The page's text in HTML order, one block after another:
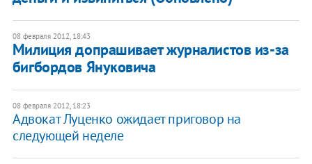
08 февраля 2012, 18:43
Милиция допрашивает журналистов из-за
бигбордов Януковича
08 февраля 2012, 18:23
Адвокат Луценко ожидает приговор на
следующей неделе